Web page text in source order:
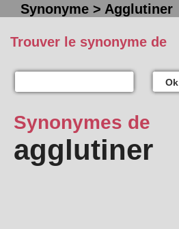
Synonyme > Agglutiner
Trouver le synonyme de
Ok
Synonymes de
agglutiner